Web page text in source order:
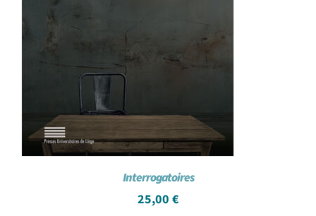
Interrogatoires
25,00 €